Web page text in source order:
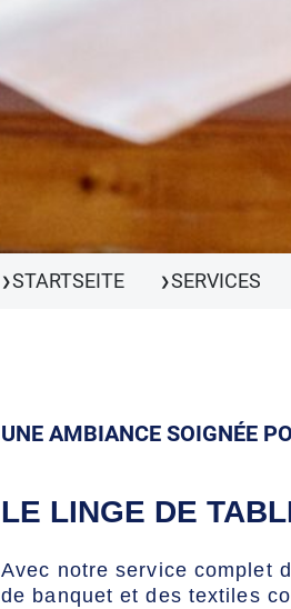
❯STARTSEITE ❯SERVICES
UNE AMBIANCE SOIGNÉE
LE LINGE DE
Avec notre service complet
de banquet et des textiles